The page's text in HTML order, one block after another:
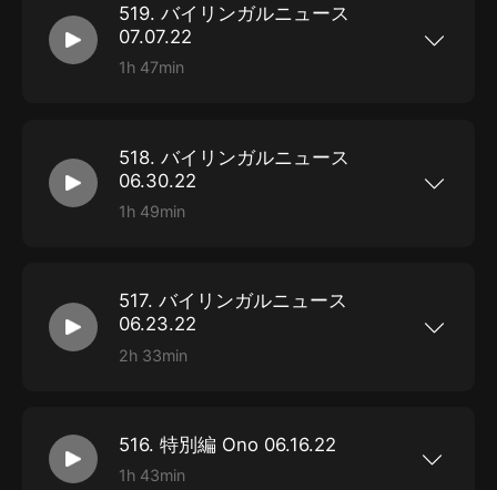
519. バイリンガルニュース
07.07.22
1h 47min
518. バイリンガルニュース
06.30.22
1h 49min
517. バイリンガルニュース
06.23.22
2h 33min
516. 特別編 Ono 06.16.22
1h 43min